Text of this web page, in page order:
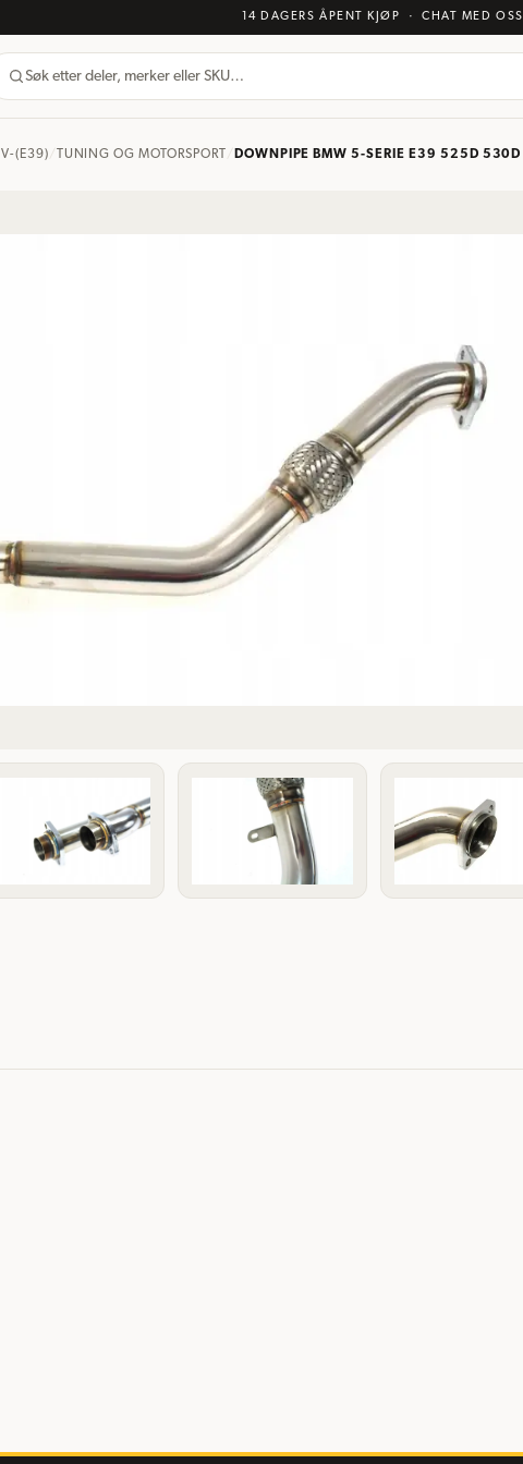
14 DAGERS ÅPENT KJØP · CHAT MED OSS
Søk etter deler, merker eller SKU…
IV-(E39) TUNING OG MOTORSPORT DOWNPIPE BMW 5-SERIE E39 525D 530D